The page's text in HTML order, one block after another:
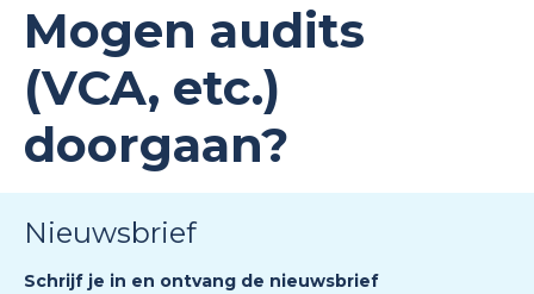
Mogen audits
(VCA, etc.)
doorgaan?
Nieuwsbrief
Schrijf je in en ontvang de nieuwsbrief